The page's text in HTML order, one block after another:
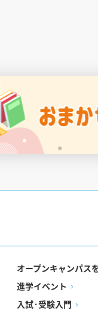
オープンキャンパス
進学イベント
入試·受験入門